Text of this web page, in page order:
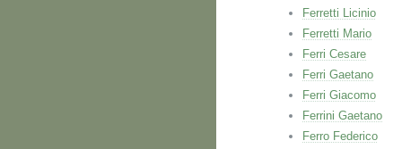
Ferretti Licinio
Ferretti Mario
Ferri Cesare
Ferri Gaetano
Ferri Giacomo
Ferrini Gaetano
Ferro Federico